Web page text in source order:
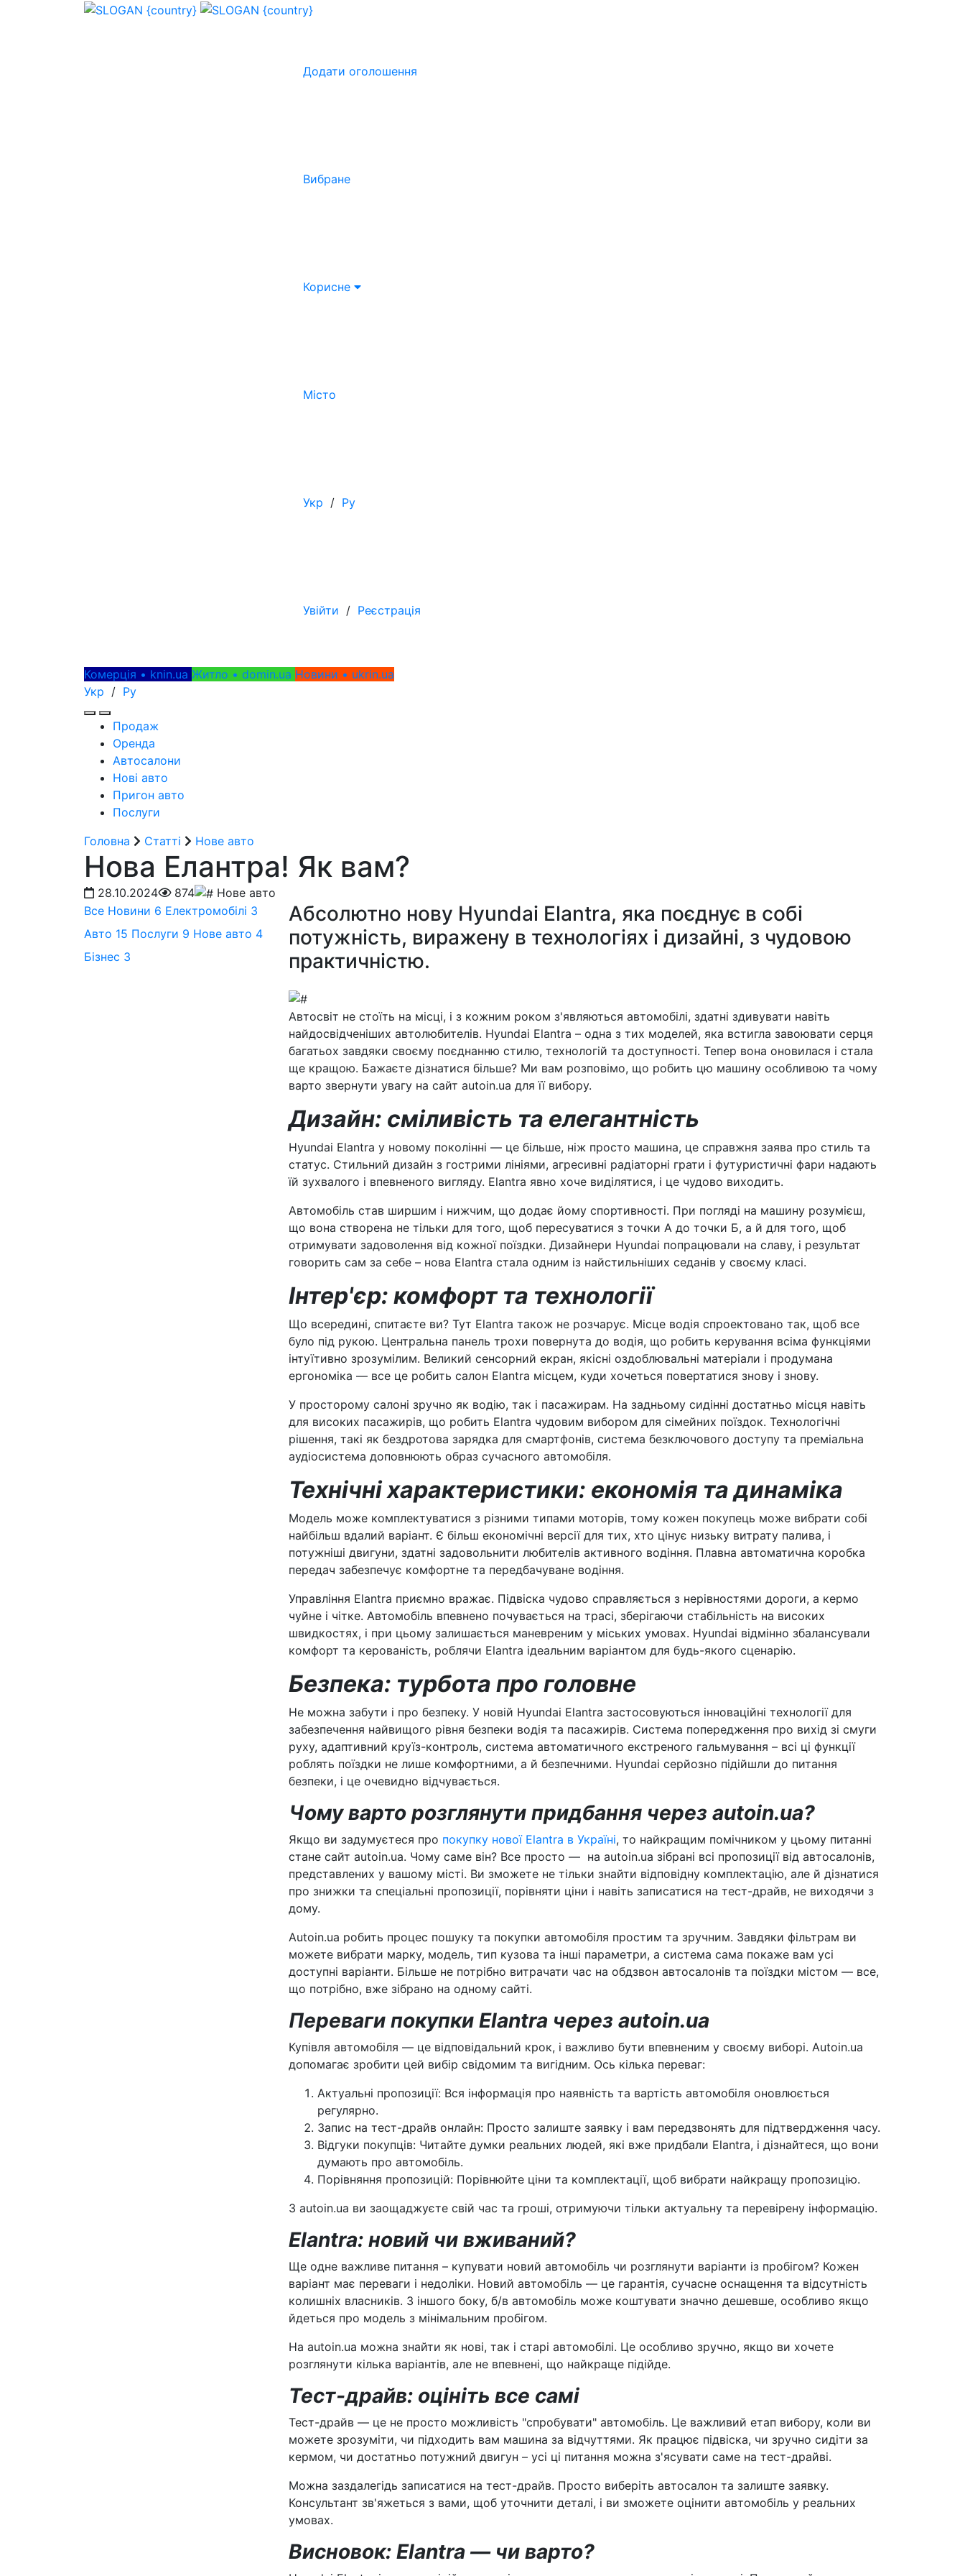
Додати оголошення
Вибране
Корисне
Місто
Укр / Ру
Увійти / Реєстрація
Комерція • knin.ua Житло • domin.ua Новини • ukrin.ua
Укр / Ру
Продаж
Оренда
Автосалони
Нові авто
Пригон авто
Послуги
Головна
Статті Нове авто
Нова Елантра! Як вам?
28.10.2024 874
Нове авто
Все Новини 6 Електромобілі 3
Авто 15 Послуги 9 Нове авто 4
Бізнес 3
Абсолютно нову Hyundai Elantra, яка поєднує в собі
потужність, виражену в технологіях і дизайні, з чудовою
практичністю.
Автосвіт не стоїть на місці, і з кожним роком з'являються автомобілі, здатні здивувати навіть
найдосвідченіших автолюбителів. Hyundai Elantra – одна з тих моделей, яка встигла завоювати серця
багатьох завдяки своєму поєднанню стилю, технологій та доступності. Тепер вона оновилася і стала
ще кращою. Бажаєте дізнатися більше? Ми вам розповімо, що робить цю машину особливою та чому
варто звернути увагу на сайт autoin.ua для її вибору.
Дизайн: сміливість та елегантність
Hyundai Elantra у новому поколінні — це більше, ніж просто машина, це справжня заява про стиль та
статус. Стильний дизайн з гострими лініями, агресивні радіаторні грати і футуристичні фари надають
їй зухвалого і впевненого вигляду. Elantra явно хоче виділятися, і це чудово виходить.
Автомобіль став ширшим і нижчим, що додає йому спортивності. При погляді на машину розумієш,
що вона створена не тільки для того, щоб пересуватися з точки А до точки Б, а й для того, щоб
отримувати задоволення від кожної поїздки. Дизайнери Hyundai попрацювали на славу, і результат
говорить сам за себе – нова Elantra стала одним із найстильніших седанів у своєму класі.
Інтер'єр: комфорт та технології
Що всередині, спитаєте ви? Тут Elantra також не розчарує. Місце водія спроектовано так, щоб все
було під рукою. Центральна панель трохи повернута до водія, що робить керування всіма функціями
інтуїтивно зрозумілим. Великий сенсорний екран, якісні оздоблювальні матеріали і продумана
ергономіка — все це робить салон Elantra місцем, куди хочеться повертатися знову і знову.
У просторому салоні зручно як водію, так і пасажирам. На задньому сидінні достатньо місця навіть
для високих пасажирів, що робить Elantra чудовим вибором для сімейних поїздок. Технологічні
рішення, такі як бездротова зарядка для смартфонів, система безключового доступу та преміальна
аудіосистема доповнюють образ сучасного автомобіля.
Технічні характеристики: економія та динаміка
Модель може комплектуватися з різними типами моторів, тому кожен покупець може вибрати собі
найбільш вдалий варіант. Є більш економічні версії для тих, хто цінує низьку витрату палива, і
потужніші двигуни, здатні задовольнити любителів активного водіння. Плавна автоматична коробка
передач забезпечує комфортне та передбачуване водіння.
Управління Elantra приємно вражає. Підвіска чудово справляється з нерівностями дороги, а кермо
чуйне і чітке. Автомобіль впевнено почувається на трасі, зберігаючи стабільність на високих
швидкостях, і при цьому залишається маневреним у міських умовах. Hyundai відмінно збалансували
комфорт та керованість, роблячи Elantra ідеальним варіантом для будь-якого сценарію.
Безпека: турбота про головне
Не можна забути і про безпеку. У новій Hyundai Elantra застосовуються інноваційні технології для
забезпечення найвищого рівня безпеки водія та пасажирів. Система попередження про вихід зі смуги
руху, адаптивний круїз-контроль, система автоматичного екстреного гальмування – всі ці функції
роблять поїздки не лише комфортними, а й безпечними. Hyundai серйозно підійшли до питання
безпеки, і це очевидно відчувається.
Чому варто розглянути придбання через autoin.ua?
Якщо ви задумуєтеся про покупку нової Elantra в Україні, то найкращим помічником у цьому питанні
стане сайт autoin.ua. Чому саме він? Все просто — на autoin.ua зібрані всі пропозиції від автосалонів,
представлених у вашому місті. Ви зможете не тільки знайти відповідну комплектацію, але й дізнатися
про знижки та спеціальні пропозиції, порівняти ціни і навіть записатися на тест-драйв, не виходячи з
дому.
Autoin.ua робить процес пошуку та покупки автомобіля простим та зручним. Завдяки фільтрам ви
можете вибрати марку, модель, тип кузова та інші параметри, а система сама покаже вам усі
доступні варіанти. Більше не потрібно витрачати час на обдзвон автосалонів та поїздки містом — все,
що потрібно, вже зібрано на одному сайті.
Переваги покупки Elantra через autoin.ua
Купівля автомобіля — це відповідальний крок, і важливо бути впевненим у своєму виборі. Autoin.ua
допомагає зробити цей вибір свідомим та вигідним. Ось кілька переваг:
Актуальні пропозиції: Вся інформація про наявність та вартість автомобіля оновлюється
регулярно.
Запис на тест-драйв онлайн: Просто залиште заявку і вам передзвонять для підтвердження часу.
Відгуки покупців: Читайте думки реальних людей, які вже придбали Elantra, і дізнайтеся, що вони
думають про автомобіль.
Порівняння пропозицій: Порівнюйте ціни та комплектації, щоб вибрати найкращу пропозицію.
З autoin.ua ви заощаджуєте свій час та гроші, отримуючи тільки актуальну та перевірену інформацію.
Elantra: новий чи вживаний?
Ще одне важливе питання – купувати новий автомобіль чи розглянути варіанти із пробігом? Кожен
варіант має переваги і недоліки. Новий автомобіль — це гарантія, сучасне оснащення та відсутність
колишніх власників. З іншого боку, б/в автомобіль може коштувати значно дешевше, особливо якщо
йдеться про модель з мінімальним пробігом.
На autoin.ua можна знайти як нові, так і старі автомобілі. Це особливо зручно, якщо ви хочете
розглянути кілька варіантів, але не впевнені, що найкраще підійде.
Тест-драйв: оцініть все самі
Тест-драйв — це не просто можливість "спробувати" автомобіль. Це важливий етап вибору, коли ви
можете зрозуміти, чи підходить вам машина за відчуттями. Як працює підвіска, чи зручно сидіти за
кермом, чи достатньо потужний двигун – усі ці питання можна з'ясувати саме на тест-драйві.
Можна заздалегідь записатися на тест-драйв. Просто виберіть автосалон та залиште заявку.
Консультант зв'яжеться з вами, щоб уточнити деталі, і ви зможете оцінити автомобіль у реальних
умовах.
Висновок: Elantra — чи варто?